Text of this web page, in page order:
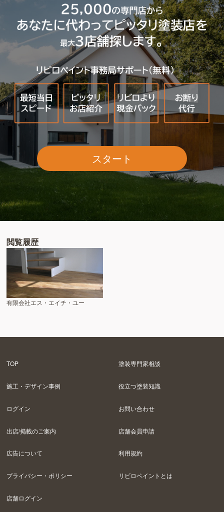
スタート
閲覧履歴
有限会社エス・エイチ・ユー
TOP 塗装専門家相談
施工・デザイン事例 役立つ塗装知識
ログイン お問い合わせ
出店/掲載のご案内 店舗会員申請
広告について 利用規約
プライバシー・ポリシー リビロペイントとは
店舗ログイン